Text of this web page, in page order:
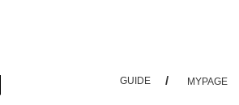
GUIDE MYPAGE